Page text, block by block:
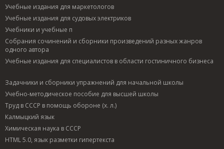
Учебные издания для маркетологов
Учебные издания для судовых электриков
Учебники и учебные п
Собрания сочинений и сборники произведений разных жанров
одного автора
Учебные издания для специалистов в области гостиничного бизнеса
Задачники и сборники упражнений для начальной школы
Учебно-методическое пособие для высшей школы
Труд в СССР в помощь обороне (х. л.)
Калмыцкий язык
Химическая наука в СССР
HTML 5.0, язык разметки гипертекста